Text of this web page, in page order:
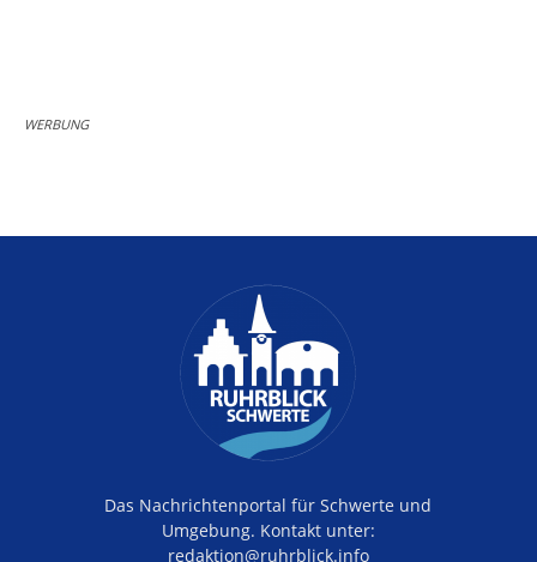
WERBUNG
Das Nachrichtenportal für Schwerte und
Umgebung. Kontakt unter:
redaktion@ruhrblick.info